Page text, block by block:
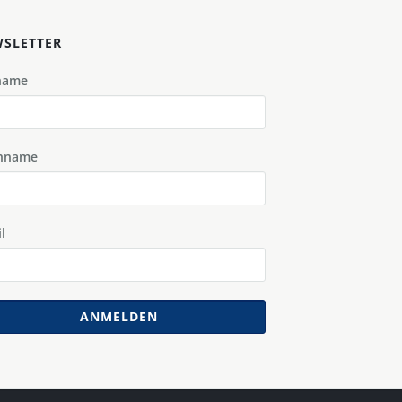
ANMELDEN